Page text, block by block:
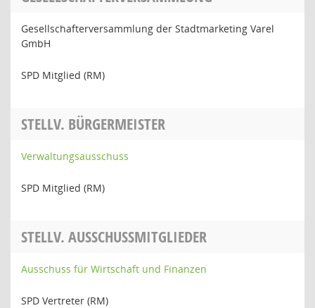
Gesellschafterversammlung der Stadtmarketing Varel
GmbH
SPD Mitglied (RM)
STELLV. BÜRGERMEISTER
Verwaltungsausschuss
SPD Mitglied (RM)
STELLV. AUSSCHUSSMITGLIEDER
Ausschuss für Wirtschaft und Finanzen
SPD Vertreter (RM)